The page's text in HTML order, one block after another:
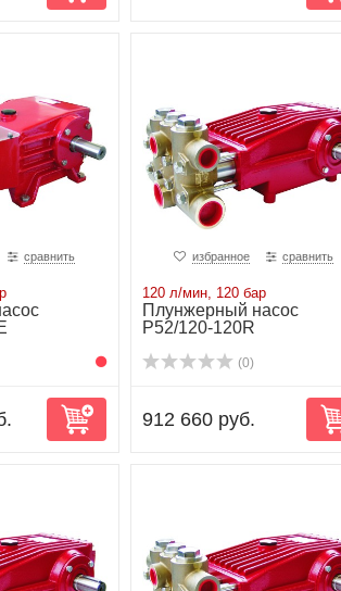
сравнить избранное сравнить
120 л/мин, 120 бар
Плунжерный насос
P52/120-120R
(0)
912 660 руб.